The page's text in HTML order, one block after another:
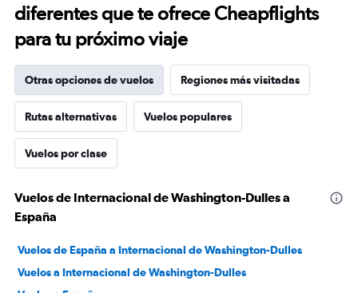
diferentes que te ofrece Cheapflights
para tu próximo viaje
Otras opciones de vuelos Regiones más visitadas
Rutas alternativas Vuelos populares
Vuelos por clase
Vuelos de Internacional de Washington-Dulles a
España
Vuelos de España a Internacional de Washington-Dulles
Vuelos a Internacional de Washington-Dulles